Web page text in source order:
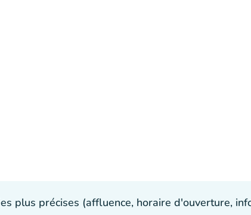
plus précises (affluence, horaire d'ouverture,